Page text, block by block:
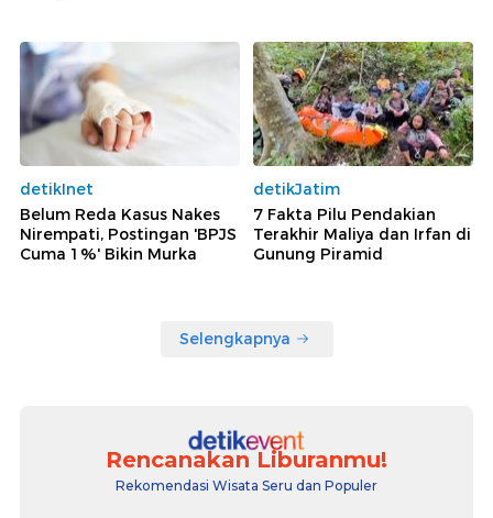
detikInet
Belum Reda Kasus Nakes
Nirempati, Postingan 'BPJS
Cuma 1%' Bikin Murka
detikJatim
7 Fakta Pilu Pendakian
Terakhir Maliya dan Irfan di
Gunung Piramid
Selengkapnya
Rencanakan Liburanmu!
Rekomendasi Wisata Seru dan Populer